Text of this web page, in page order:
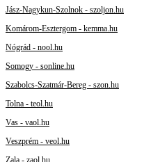
Jász-Nagykun-Szolnok - szoljon.hu
Komárom-Esztergom - kemma.hu
Nógrád - nool.hu
Somogy - sonline.hu
Szabolcs-Szatmár-Bereg - szon.hu
Tolna - teol.hu
Vas - vaol.hu
Veszprém - veol.hu
Zala - zaol.hu